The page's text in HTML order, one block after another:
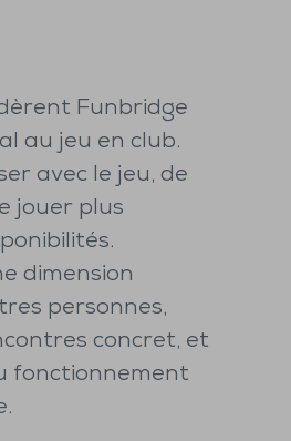
Funbridge
au jeu en club.
avec le jeu, de
jouer plus
dimension
personnes,
concret, et
fonctionnement